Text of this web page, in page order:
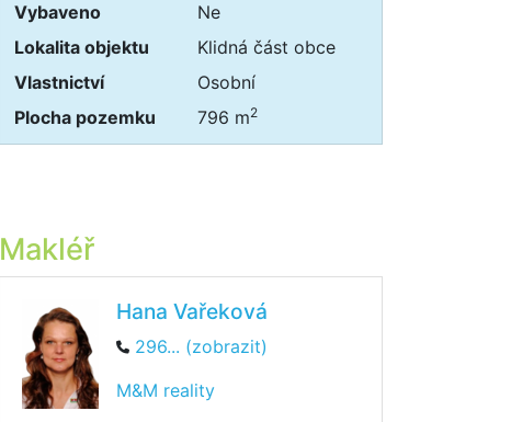
Vybaveno
Ne
Lokalita objektu
Klidná část obce
Vlastnictví
Osobní
Plocha pozemku
796 m2
Makléř
Hana Vařeková
296... (zobrazit)
M&M reality